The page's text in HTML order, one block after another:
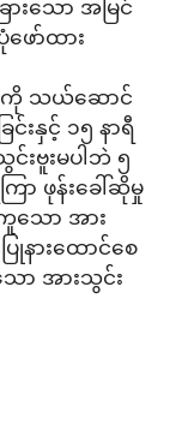
းသော အမြင်
ဖော်ထား
းကို သယ်ဆောင်
င်းနှင့် ၁၅ နာရီ
င်းဗူးမပါဘဲ ၅
ြာ ဖုန်းခေါ်ဆိုမှု
သော အား
နားထောင်စေ
အားသွင်း